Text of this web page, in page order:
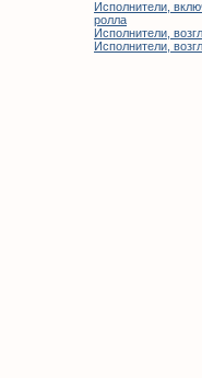
Исполнители,
ролла
Исполнители,
Исполнители,